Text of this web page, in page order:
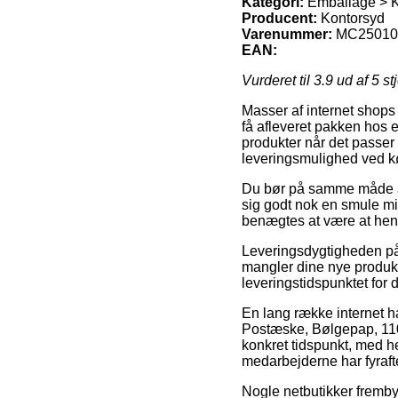
Producent: Kontorsyd
Varenummer: MC25010
EAN:
Vurderet til 3.9 ud af 5
Masser af internet
få afleveret pakken hos
produkter når det
leveringsmulighed ved
Du bør på samme
sig godt nok en smule
benægtes at være at
Leveringsdygtigheden
mangler dine nye
leveringstidspunktet for
En lang række internet
Postæske, Bølgepap,
konkret tidspunkt, med
medarbejderne har
Nogle netbutikker